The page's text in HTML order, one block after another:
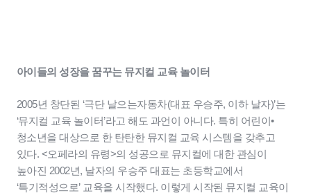
아이들의 성장을 꿈꾸는 뮤지컬 교육 놀이터
2005년 창단된 ‘극단 날으는자동차(대표 우승주, 이하 날자)’는
‘뮤지컬 교육 놀이터’라고 해도 과언이 아니다. 특히 어린이•
청소년을 대상으로 한 탄탄한 뮤지컬 교육 시스템을 갖추고
있다. <오페라의 유령>의 성공으로 뮤지컬에 대한 관심이
높아진 2002년, 날자의 우승주 대표는 초등학교에서
‘특기적성으로’ 교육을 시작했다. 이렇게 시작된 뮤지컬 교육이